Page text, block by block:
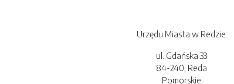
Urzędu Miasta w Redzie
ul. Gdańska 33
84-240, Reda
Pomorskie